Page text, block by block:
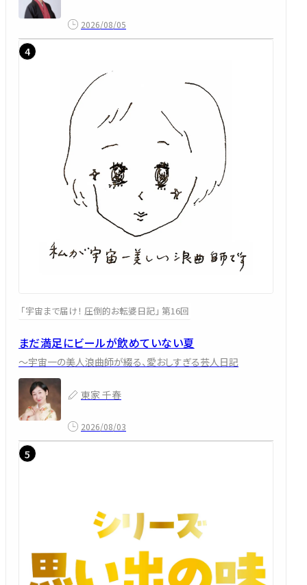
2026/08/05
「宇宙まで届け！ 圧倒的お転婆日記」 第16回
まだ満足にビールが飲めていない夏
～宇宙一の美人浪曲師が綴る、愛おしすぎる芸人日記
東家 千春
2026/08/03